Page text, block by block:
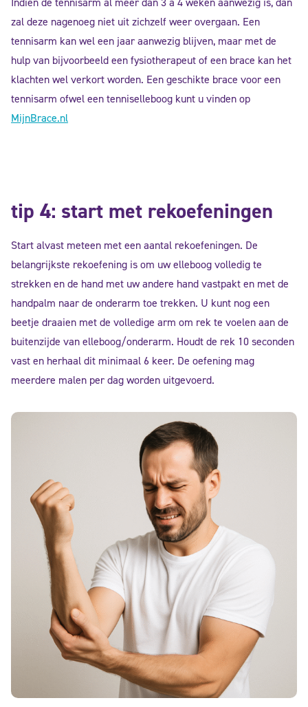
zal deze nagenoeg niet uit zichzelf weer overgaan. Een
tennisarm kan wel een jaar aanwezig blijven, maar met de
hulp van bijvoorbeeld een fysiotherapeut of een brace kan het
klachten wel verkort worden. Een geschikte brace voor een
tennisarm ofwel een tenniselleboog kunt u vinden op
MijnBrace.nl
tip 4: start met rekoefeningen
Start alvast meteen met een aantal rekoefeningen. De
belangrijkste rekoefening is om uw elleboog volledig te
strekken en de hand met uw andere hand vastpakt en met de
handpalm naar de onderarm toe trekken. U kunt nog een
beetje draaien met de volledige arm om rek te voelen aan de
buitenzijde van elleboog/onderarm. Houdt de rek 10 seconden
vast en herhaal dit minimaal 6 keer. De oefening mag
meerdere malen per dag worden uitgevoerd.